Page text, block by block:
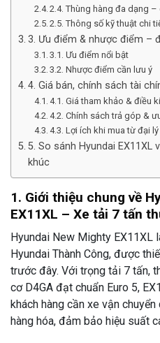
2.4. Thùng hàng đa dạng
2.5. Thông số kỹ thuật chi
3. Ưu điểm & nhược điểm –
3.1. Ưu điểm nổi bật
3.2. Nhược điểm cần lưu ý
4. Giá bán, chính sách tài
4.1. Giá tham khảo & điều
4.2. Chính sách trả góp &
4.3. Lợi ích khi mua từ đại
5. So sánh Hyundai EX11XL
khúc
1. Giới thiệu chung về
EX11XL – Xe tải 7 tấn
Hyundai New Mighty EX11XL
Hyundai Thành Công, được
trước đây. Với trọng tải 7 tấn,
cơ D4GA đạt chuẩn Euro 5,
khách hàng cần xe vận
hàng hóa, đảm bảo hiệu suất